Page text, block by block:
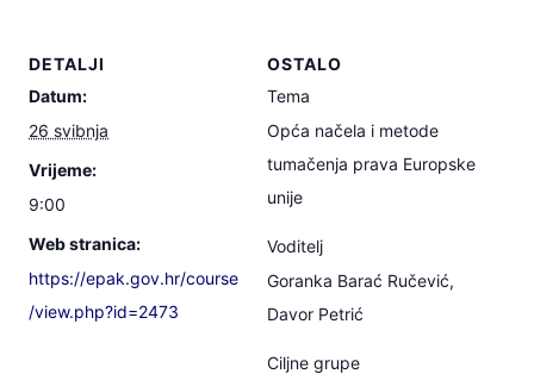
DETALJI
Datum:
26 svibnja
Vrijeme:
9:00
Web stranica:
https://epak.gov.hr/course
/view.php?id=2473
OSTALO
Tema
Opća načela i metode
tumačenja prava Europske
unije
Voditelj
Goranka Barać Ručević,
Davor Petrić
Ciljne grupe